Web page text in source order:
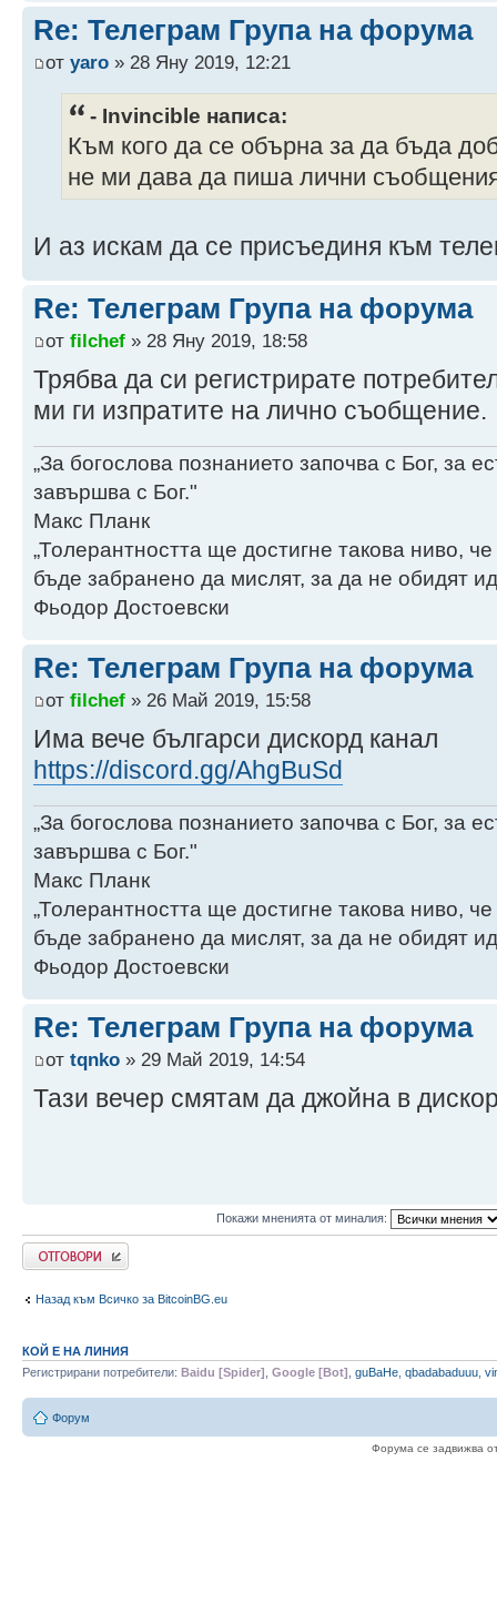
Re: Телеграм Група на форума
от yaro » 28 Яну 2019, 12:21
- Invincible написа:
Към кого да се обърна за да бъда
не ми дава да пиша лични
И аз искам да се присъединя към
Re: Телеграм Група на форума
от filchef » 28 Яну 2019, 18:58
Трябва да си регистрирате
ми ги изпратите на лично съобщение.
„За богослова познанието започва с Бог, за
завършва с Бог."
Макс Планк
„Толерантността ще достигне такова ниво,
бъде забранено да мислят, за да не обидят
Фьодор Достоевски
Re: Телеграм Група на форума
от filchef » 26 Май 2019, 15:58
Има вече българси дискорд канал
https://discord.gg/AhgBuSd
„За богослова познанието започва с Бог, за
завършва с Бог."
Макс Планк
„Толерантността ще достигне такова ниво,
бъде забранено да мислят, за да не обидят
Фьодор Достоевски
Re: Телеграм Група на форума
от tqnko » 29 Май 2019, 14:54
Тази вечер смятам да джойна в
Покажи мненията от миналия:
Write comments
Назад към Всичко за BitcoinBG.eu
КОЙ Е НА ЛИНИЯ
Регистрирани потребители: Baidu [Spider] Google [Bot] guBaHe qbadabaduuu
Форум
Форума се задвижва